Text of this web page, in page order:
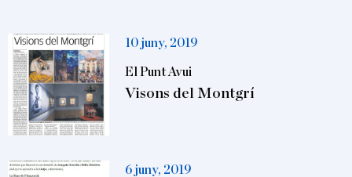
10 juny, 2019
El Punt Avui
Visons del Montgrí
6 juny, 2019